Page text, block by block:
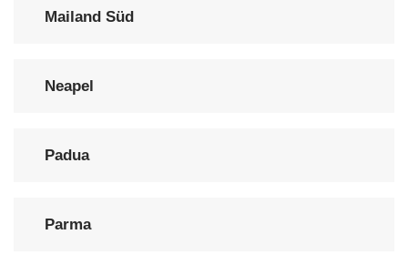
Mailand Süd
Neapel
Padua
Parma